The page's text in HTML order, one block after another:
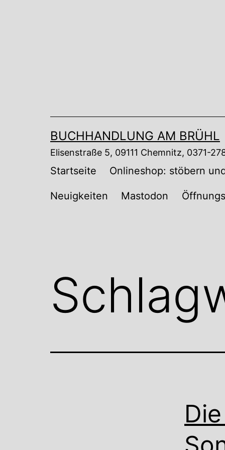
BUCHHANDLUNG AM BRÜHL
Elisenstraße 5, 09111 Chemnitz, 0371-
Startseite Onlineshop: stöbern
Neuigkeiten Mastodon